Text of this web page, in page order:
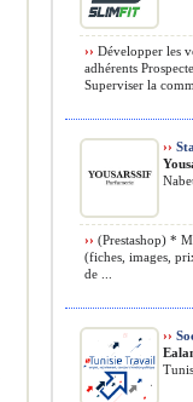
›› Développer les
adhérents
Superviser la
››
›› (Prestashop) *
(fiches, images,
de ...
››